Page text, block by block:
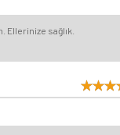
sağlık.